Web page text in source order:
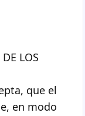
LOS
que el
en modo